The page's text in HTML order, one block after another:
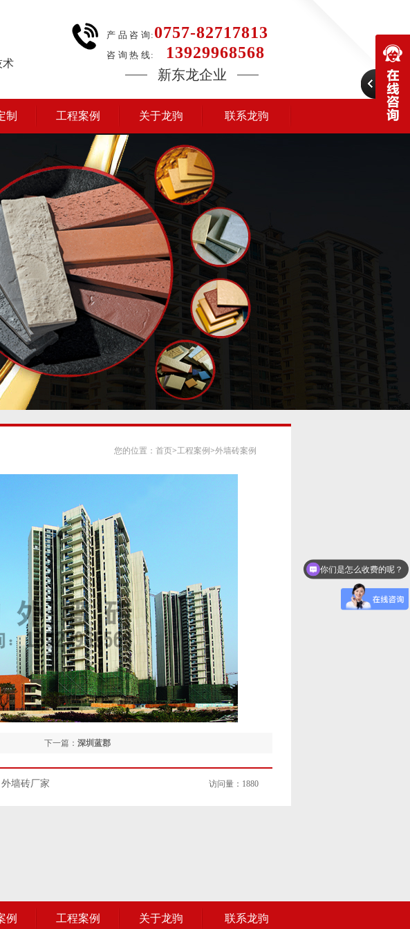
术
产 品 咨 询: 0757-82717813
咨 询 热 线: 13929968568
新东龙企业
制 工程案例 关于龙驹 联系龙驹
您的位置： 首页>工程案例 >外墙砖案例
下一篇： 深圳蓝郡
访问量： 1880
墙砖厂家
例 工程案例 关于龙驹 联系龙驹
现在有优惠活动么？